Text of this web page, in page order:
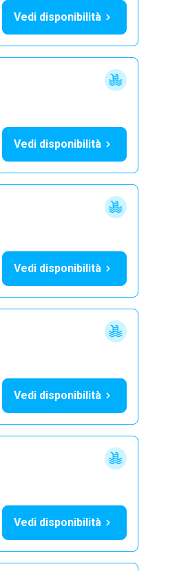
Vedi disponibilità
Vedi disponibilità
Vedi disponibilità
Vedi disponibilità
Vedi disponibilità